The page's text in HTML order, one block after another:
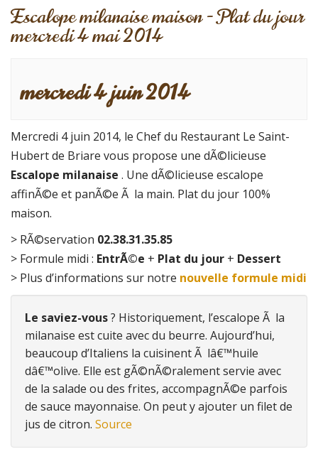
Escalope milanaise maison - Plat du jour
mercredi 4 mai 2014
mercredi 4 juin 2014
Mercredi 4 juin 2014, le Chef du Restaurant Le Saint-
Hubert de Briare vous propose une dÃ©licieuse
Escalope milanaise . Une dÃ©licieuse escalope
affinÃ©e et panÃ©e Ã la main. Plat du jour 100%
maison.
> RÃ©servation 02.38.31.35.85
> Formule midi : EntrÃ©e + Plat du jour + Dessert
> Plus d’informations sur notre nouvelle formule midi
Le saviez-vous? Historiquement, l’escalope Ã la
milanaise est cuite avec du beurre. Aujourd’hui,
beaucoup d’Italiens la cuisinent Ã lâ€™huile
dâ€™olive. Elle est gÃ©nÃ©ralement servie avec
de la salade ou des frites, accompagnÃ©e parfois
de sauce mayonnaise. On peut y ajouter un filet de
jus de citron. Source